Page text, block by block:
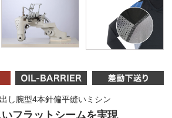
し腕型4本針偏平縫いミシン
フラットシームを実現